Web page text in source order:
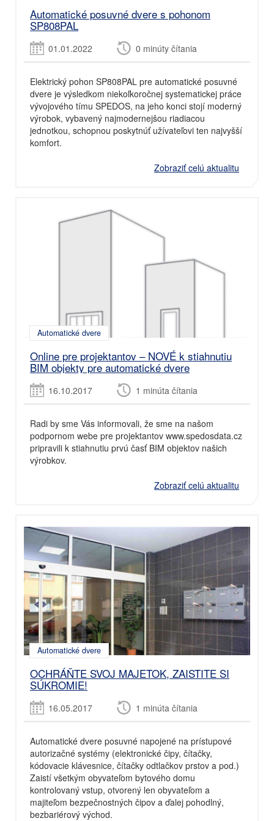
Automatické posuvné dvere s pohonom
SP808PAL
01.01.2022 0 minúty čítania
Elektrický pohon SP808PAL pre automatické posuvné
dvere je výsledkom niekoľkoročnej systematickej práce
vývojového tímu SPEDOS, na jeho konci stojí moderný
výrobok, vybavený najmodernejšou riadiacou
jednotkou, schopnou poskytnúť užívateľovi ten najvyšší
komfort.
Zobraziť celú aktualitu
Automatické dvere
Online pre projektantov – NOVÉ k stiahnutiu
BIM objekty pre automatické dvere
16.10.2017 1 minúta čítania
Radi by sme Vás informovali, že sme na našom
podpornom webe pre projektantov www.spedosdata.cz
pripravili k stiahnutiu prvú časť BIM objektov našich
výrobkov.
Zobraziť celú aktualitu
Automatické dvere
OCHRÁŇTE SVOJ MAJETOK, ZAISTITE SI
SÚKROMIE!
16.05.2017 1 minúta čítania
Automatické dvere posuvné napojené na prístupové
autorizačné systémy (elektronické čipy, čítačky,
kódovacie klávesnice, čítačky odtlačkov prstov a pod.)
Zaistí všetkým obyvateľom bytového domu
kontrolovaný vstup, otvorený len obyvateľom a
majiteľom bezpečnostných čipov a ďalej pohodlný,
bezbariérový východ.